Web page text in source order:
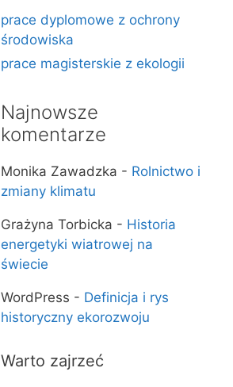
prace dyplomowe z ochrony
środowiska
prace magisterskie z ekologii
Najnowsze
komentarze
Monika Zawadzka - Rolnictwo i
zmiany klimatu
Grażyna Torbicka - Historia
energetyki wiatrowej na
świecie
WordPress - Definicja i rys
historyczny ekorozwoju
Warto zajrzeć